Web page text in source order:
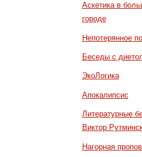
Аскетика в
городе
Непотерянное
Беседы с
ЭкоЛогика
Апокалипсис
Литературные
Виктор
Нагорная